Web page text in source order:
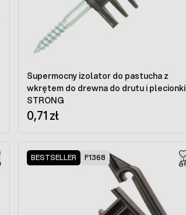
Supermocny izolator do pastucha z
wkrętem do drewna do drutu i plecionki
STRONG
0,71 zł
BESTSELLER F1368